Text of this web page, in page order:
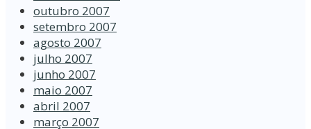
outubro 2007
setembro 2007
agosto 2007
julho 2007
junho 2007
maio 2007
abril 2007
março 2007